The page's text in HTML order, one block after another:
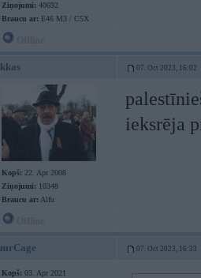
Ziņojumi: 40692
Braucu ar: E46 M3 / C5X
kkas 07. Oct 2023, 16:02
Kopš: 22. Apr 2008
Ziņojumi: 10348
Braucu ar: Alfu
ieksrēja
mrCage 07. Oct 2023, 16:33
Kopš: 03. Apr 2021